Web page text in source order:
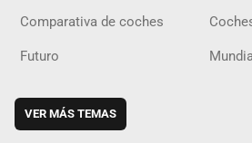
Comparativa de coches
Futuro
VER MÁS TEMAS